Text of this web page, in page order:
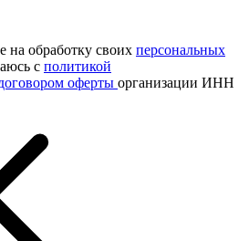
на обработку своих персональных
с политикой
оферты организации ИНН